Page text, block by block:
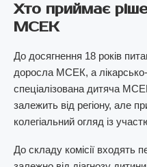
Хто приймає
МСЕК
До досягнення 18 років
доросла МСЕК, а лікарсько-
спеціалізована дитяча
залежить від регіону, але
колегіальний огляд із
До складу комісії входять